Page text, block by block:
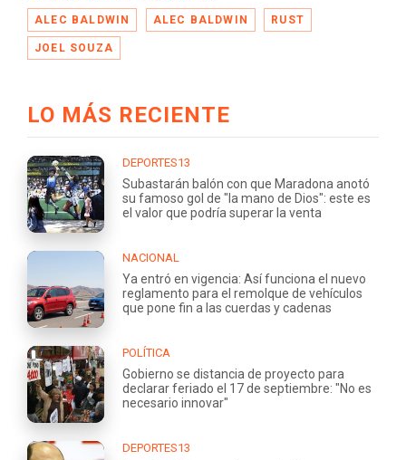
ALEC BALDWIN ALEC BALDWIN RUST
JOEL SOUZA
LO MÁS RECIENTE
DEPORTES13
Subastarán balón con que Maradona anotó
su famoso gol de "la mano de Dios": este es
el valor que podría superar la venta
NACIONAL
Ya entró en vigencia: Así funciona el nuevo
reglamento para el remolque de vehículos
que pone fin a las cuerdas y cadenas
POLÍTICA
Gobierno se distancia de proyecto para
declarar feriado el 17 de septiembre: "No es
necesario innovar"
DEPORTES13